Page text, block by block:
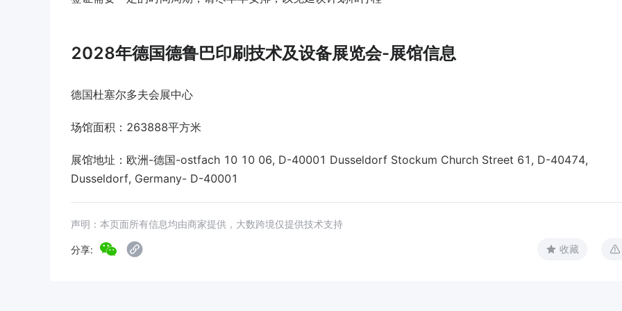
2028年德国德鲁巴印刷技术及设备展览会-展馆信息
德国杜塞尔多夫会展中心
场馆面积：263888平方米
展馆地址：欧洲-德国-ostfach 10 10 06, D-40001 Dusseldorf Stockum Church Street 61, D-40474,
Dusseldorf, Germany- D-40001
声明：本页面所有信息均由商家提供，大数跨境仅提供技术支持
分享: 收藏